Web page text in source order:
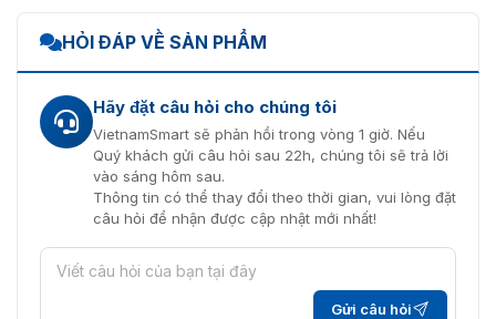
HỎI ĐÁP VỀ SẢN PHẨM
Hãy đặt câu hỏi cho chúng tôi
VietnamSmart sẽ phản hồi trong vòng 1 giờ. Nếu
Quý khách gửi câu hỏi sau 22h, chúng tôi sẽ trả lời
vào sáng hôm sau.
Thông tin có thể thay đổi theo thời gian, vui lòng đặt
câu hỏi để nhận được cập nhật mới nhất!
Gửi câu hỏi